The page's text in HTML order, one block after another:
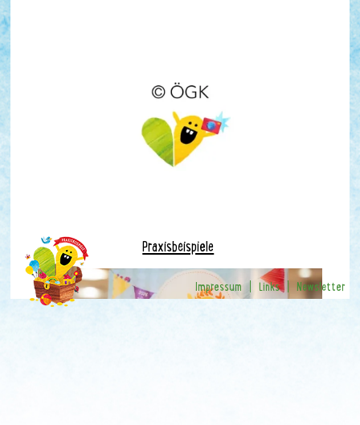
Praxisbeispiele
Impressum Links Newsletter